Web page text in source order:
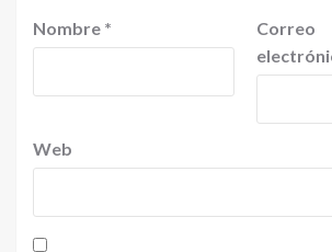
Nombre *
Correo
Web